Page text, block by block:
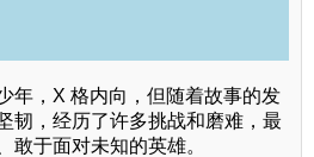
年，X 格内向，但随着故事的发
韧，经历了许多挑战和磨难，最
敢于面对未知的英雄。